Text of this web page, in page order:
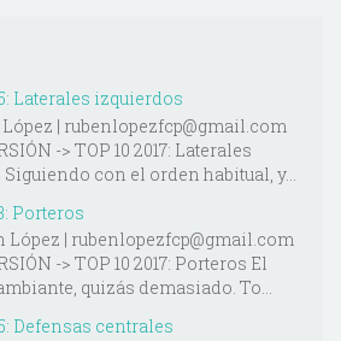
Laterales izquierdos
| rubenlopezfcp@gmail.com
-> TOP 10 2017: Laterales
con el orden habitual, y...
Porteros
López | rubenlopezfcp@gmail.com
-> TOP 10 2017: Porteros El
quizás demasiado. To...
Defensas centrales